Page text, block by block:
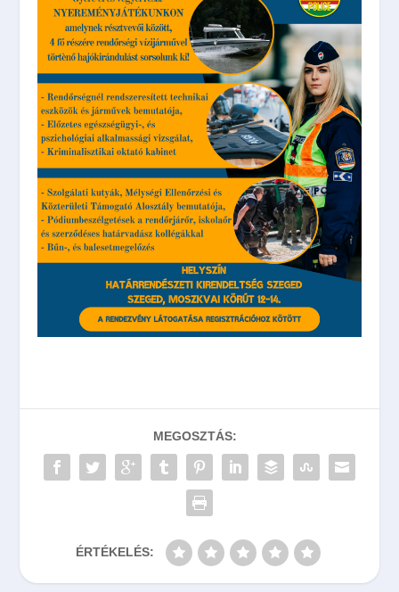
MEGOSZTÁS:
ÉRTÉKELÉS: